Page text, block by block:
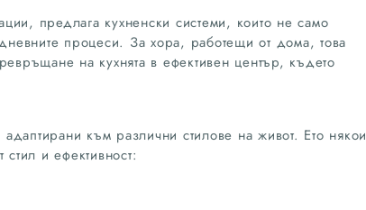
предлага кухненски системи, които не само
процеси. За хора, работещи от дома, това
на кухнята в ефективен център, където
към различни стилове на живот. Ето някои
и ефективност: